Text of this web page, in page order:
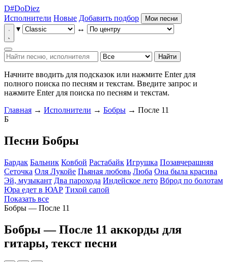
D#DoDiez
Исполнители Новые Добавить подбор Мои песни
▾ ↔
Найти
Начните вводить для подсказок или нажмите Enter для
полного поиска по песням и текстам. Введите запрос и
нажмите Enter для поиска по песням и текстам.
Главная → Исполнители → Бобры → После 11
Б
Песни Бобры
Бардак Бальник Ковбой Растабайк Игрушка Позавчерашняя
Сеточка Оля Лукойе Пьяная любовь Люба Она была красива
Эй, музыкант Два парохода Индейское лето Вброд по болотам
Юра едет в ЮАР Тихой сапой
Показать все
Бобры — После 11
Бобры — После 11 аккорды для
гитары, текст песни